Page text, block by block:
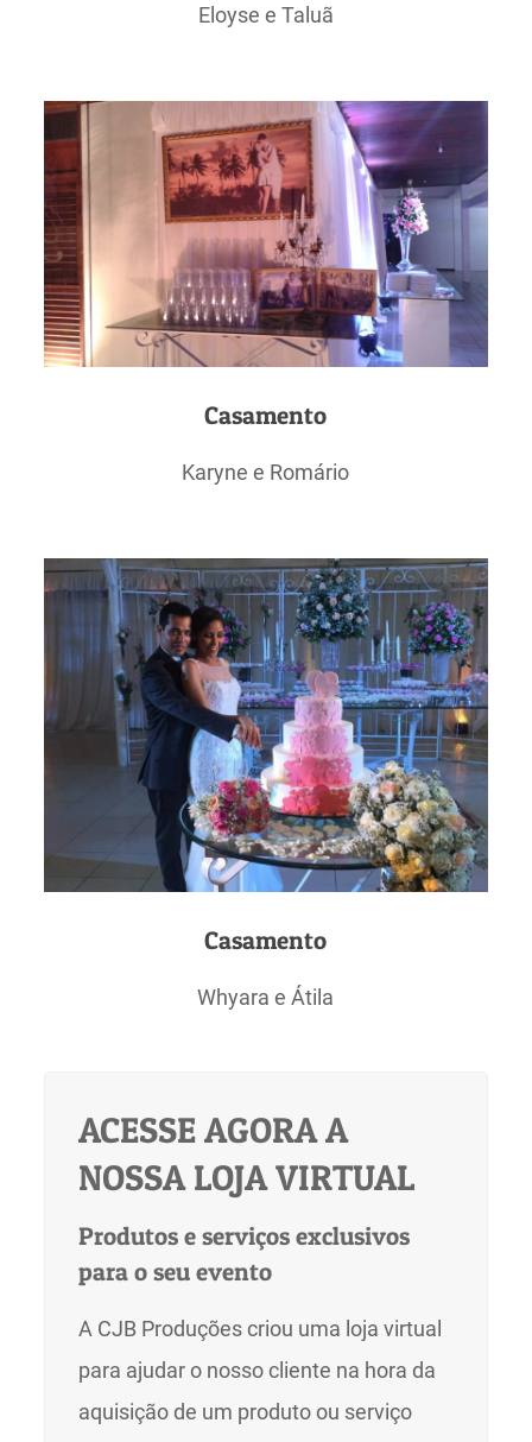
Eloyse e Taluã
Casamento
Karyne e Romário
Casamento
Whyara e Átila
ACESSE AGORA A
NOSSA LOJA VIRTUAL
Produtos e serviços exclusivos
para o seu evento
A CJB Produções criou uma loja virtual
para ajudar o nosso cliente na hora da
aquisição de um produto ou serviço